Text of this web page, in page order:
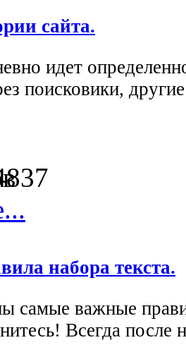
сайта.
идет
поисковики,
набора текста.
самые важные
Всегда после